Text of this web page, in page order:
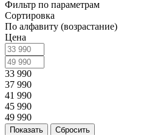
Фильтр по параметрам
Сортировка
По алфавиту (возрастание)
Цена
33 990
37 990
41 990
45 990
49 990
Сбросить